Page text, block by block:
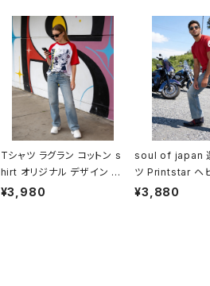
Tシャツ ラグラン コットン s
hirt オリジナル デザイン ア
メリカンスタイル カジュアル
¥3,980
soul of japan
ツ Printstar ヘビ
Tshirt オリジナ
¥3,880